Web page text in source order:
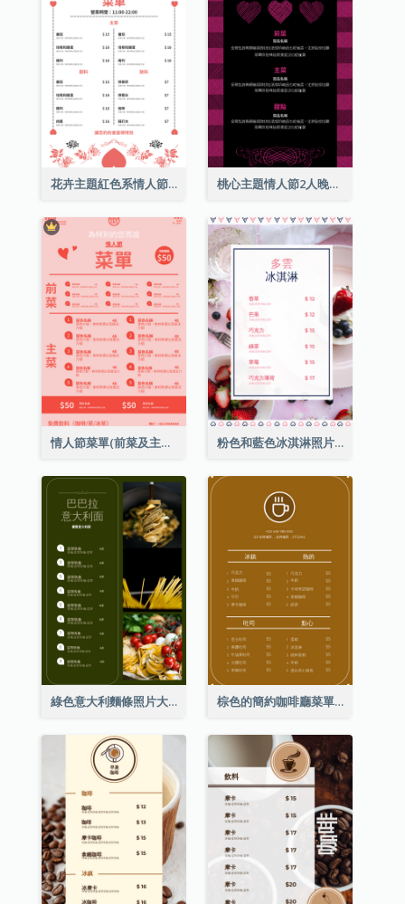
花卉主題紅色系情人節菜單 桃心主題情人節2人晚餐菜單
情人節菜單(前菜及主菜) 粉色和藍色冰淇淋照片甜點菜單
綠色意大利麵條照片大餐廳菜單 棕色的簡約咖啡廳菜單